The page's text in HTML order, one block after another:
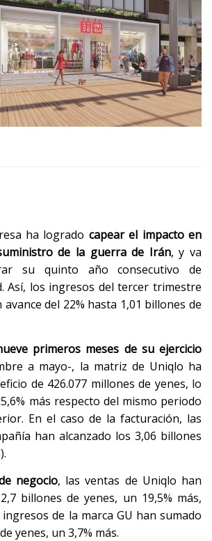
ha logrado capear el impacto en
de la guerra de Irán, y va
su quinto año consecutivo de
Así, los ingresos del tercer trimestre
del 22% hasta 1,01 billones de
primeros meses de su ejercicio
a mayo-, la matriz de Uniqlo ha
de 426.077 millones de yenes, lo
más respecto del mismo periodo
En el caso de la facturación, las
han alcanzado los 3,06 billones
negocio, las ventas de Uniqlo han
billones de yenes, un 19,5% más,
de la marca GU han sumado
yenes, un 3,7% más.